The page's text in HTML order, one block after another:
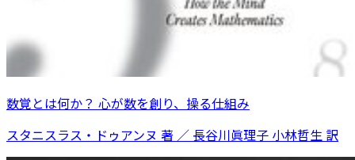
数覚とは何か？ 心が数を創り、操る仕組み
スタニスラス・ドゥアンヌ 著 ／ 長谷川眞理子 小林哲生 訳